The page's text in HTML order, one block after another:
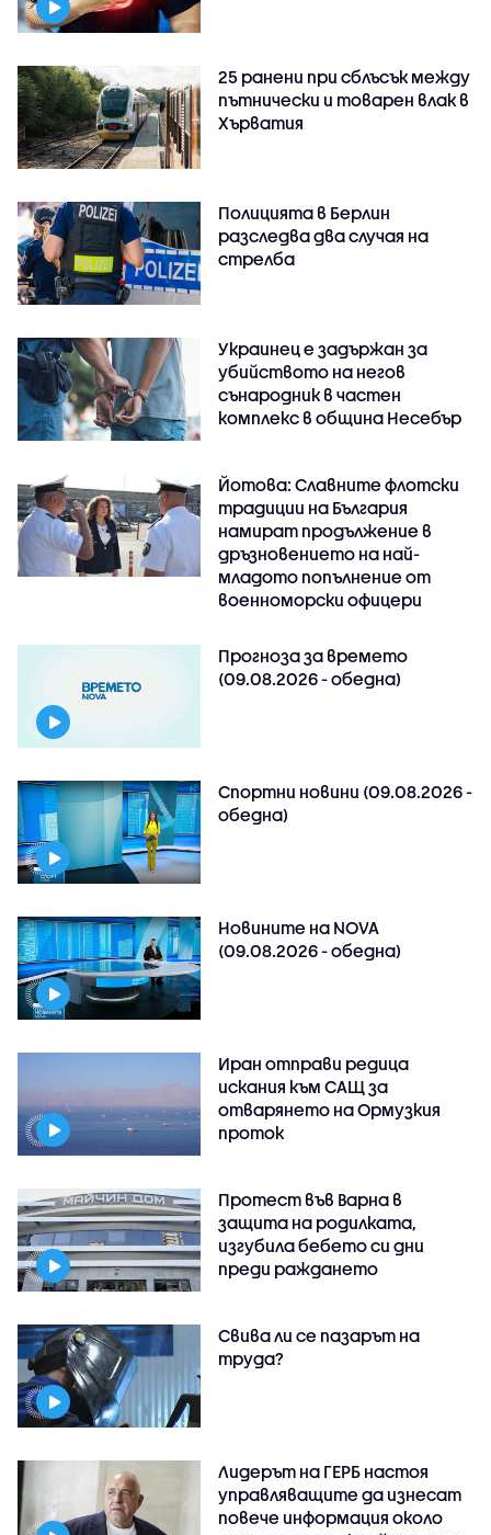
25 ранени при сблъсък между
пътнически и товарен влак в
Хърватия
Полицията в Берлин
разследва два случая на
стрелба
Украинец е задържан за
убийството на негов
сънародник в частен
комплекс в община Несебър
Йотова: Славните флотски
традиции на България
намират продължение в
дръзновението на най-
младото попълнение от
военноморски офицери
Прогноза за времето
(09.08.2026 - обедна)
Спортни новини (09.08.2026 -
обедна)
Новините на NOVA
(09.08.2026 - обедна)
Иран отправи редица
искания към САЩ за
отварянето на Ормузкия
проток
Протест във Варна в
защита на родилката,
изгубила бебето си дни
преди раждането
Свива ли се пазарът на
труда?
Лидерът на ГЕРБ настоя
управляващите да изнесат
повече информация около